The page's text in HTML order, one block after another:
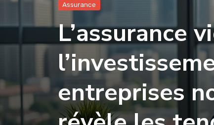
Assurance
L’assurance
entreprises